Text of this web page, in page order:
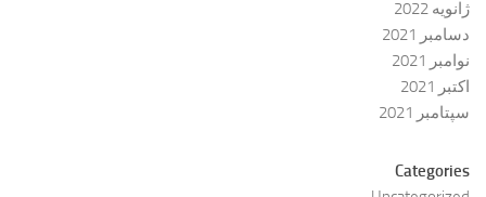
ژانویه 2022
دسامبر 2021
نوامبر 2021
اکتبر 2021
سپتامبر 2021
Categories